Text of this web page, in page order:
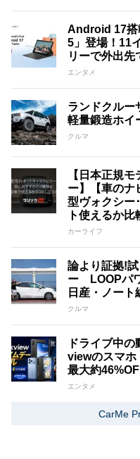
Android 17搭
5」登場！11
リーで外出先
エンタメ
ランドクルー
軽量鍛造ホイ
クルマ
【日本正規
ー】【車のナ
型ヴォクシー
ト使えるか
カーライフ
論より証拠!
ー LOOPパ
日産・ノート
クルマ
ドライブ中
viewのスマホ
最大約
エンタメ
CarMe